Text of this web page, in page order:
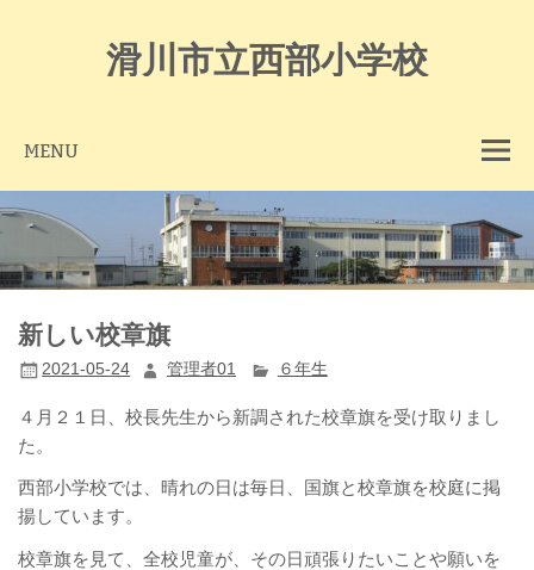
滑川市立西部小学校
MENU
新しい校章旗
2021-05-24 管理者01 ６年生
４月２１日、校長先生から新調された校章旗を受け取りまし
た。
西部小学校では、晴れの日は毎日、国旗と校章旗を校庭に掲
揚しています。
校章旗を見て、全校児童が、その日頑張りたいことや願いを